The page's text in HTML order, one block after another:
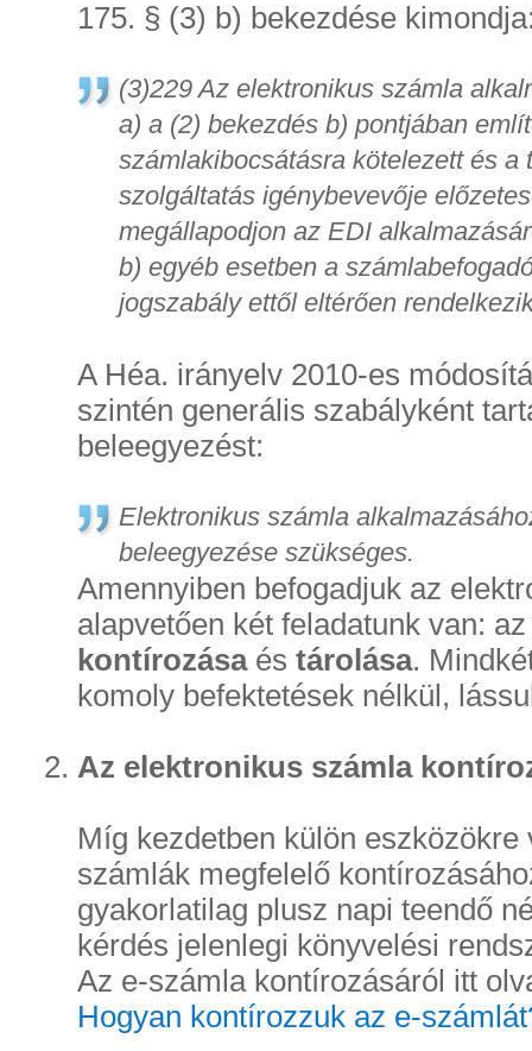
175. § (3) b) bekezdése
(3)229 Az elektronikus számla
a) a (2) bekezdés b) pontjában
számlakibocsátásra kötelezett és a
szolgáltatás igénybevevője
megállapodjon az EDI
b) egyéb esetben a
jogszabály ettől eltérően
A Héa. irányelv 2010-es
szintén generális szabályként
beleegyezést:
Elektronikus számla
beleegyezése szükséges.
Amennyiben befogadjuk az
alapvetően két feladatunk van:
kontírozásaés tárolása.
komoly befektetések nélkül,
Az elektronikus számla
Míg kezdetben külön eszközökre
számlák megfelelő
gyakorlatilag plusz napi teendő
kérdés jelenlegi könyvelési
Az e-számla kontírozásáról itt
Hogyan kontírozzuk az e-